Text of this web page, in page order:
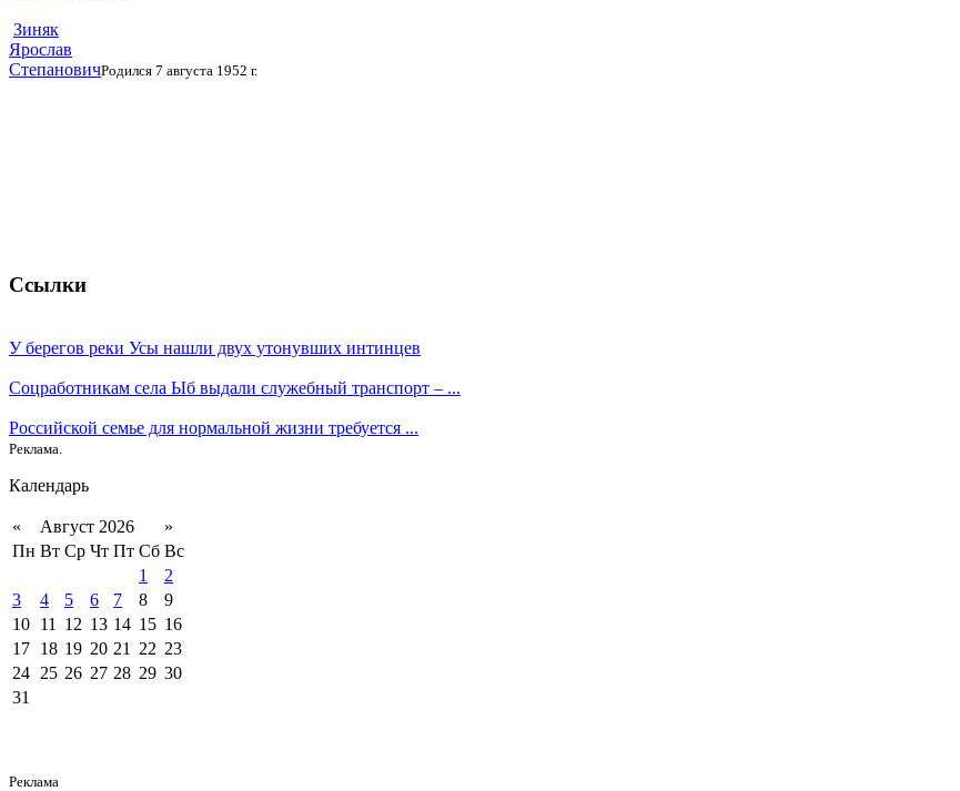
Зиняк
Ярослав
СтепановичРодился 7 августа 1952 г.
Ссылки
У берегов реки Усы нашли двух утонувших интинцев
Соцработникам села Ыб выдали служебный транспорт – ...
Российской семье для нормальной жизни требуется ...
Реклама.
Календарь
« Август 2026
»
Пн Вт Ср Чт Пт Сб Вс
1
2
3
4 5 6 7 8
9
10 11 12 13 14 15 16
17 18 19 20 21 22 23
24 25 26 27 28 29 30
31
Реклама